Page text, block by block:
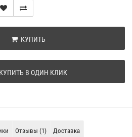
КУПИТЬ
КУПИТЬ В ОДИН КЛИК
Отзывы (1) Доставка